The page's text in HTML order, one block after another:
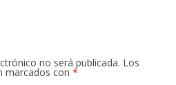
no será publicada. Los
marcados con *